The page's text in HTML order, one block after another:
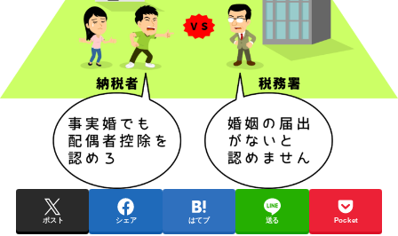
ポスト シェア はてブ 送る Pocket